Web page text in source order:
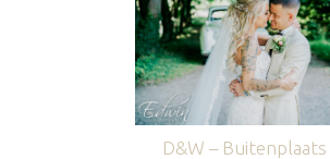
D&W – Buitenplaats